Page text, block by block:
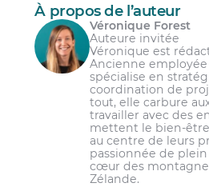
À propos de l’auteur
Véronique Forest
Auteure invitée
Véronique est
Ancienne employée
spécialise en
coordination de
tout, elle carbure
travailler avec des
mettent le bien-
au centre de leurs
passionnée de
cœur des
Zélande.